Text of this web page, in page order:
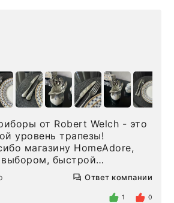
от Robert Welch - это
уровень трапезы!
магазину HomeAdore,
выбором, быстрой
сервисом. Один раз
забирала чайные ложки,
антикварной посуды,
Ответ компании
1 0